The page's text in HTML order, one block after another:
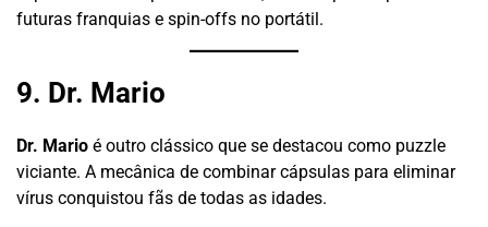
futuras franquias e spin-offs no portátil.
9. Dr. Mario
Dr. Mario é outro clássico que se destacou como puzzle
viciante. A mecânica de combinar cápsulas para eliminar
vírus conquistou fãs de todas as idades.